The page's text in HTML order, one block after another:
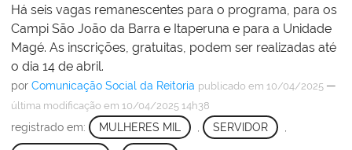
Há seis vagas remanescentes para o programa, para os
Campi São João da Barra e Itaperuna e para a Unidade
Magé. As inscrições, gratuitas, podem ser realizadas até
o dia 14 de abril.
por Comunicação Social da Reitoria publicado em 10/04/2025 —
última modificação em 10/04/2025 14h38
registrado em: MULHERES MIL SERVIDOR